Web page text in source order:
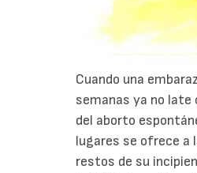
Cuando una
semanas ya no late
del aborto
lugares se ofrece a
restos de su